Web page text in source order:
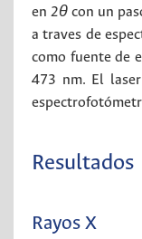
en2θ con un
a traves de
como fuente de
473 nm. El
Resultados
Rayos X